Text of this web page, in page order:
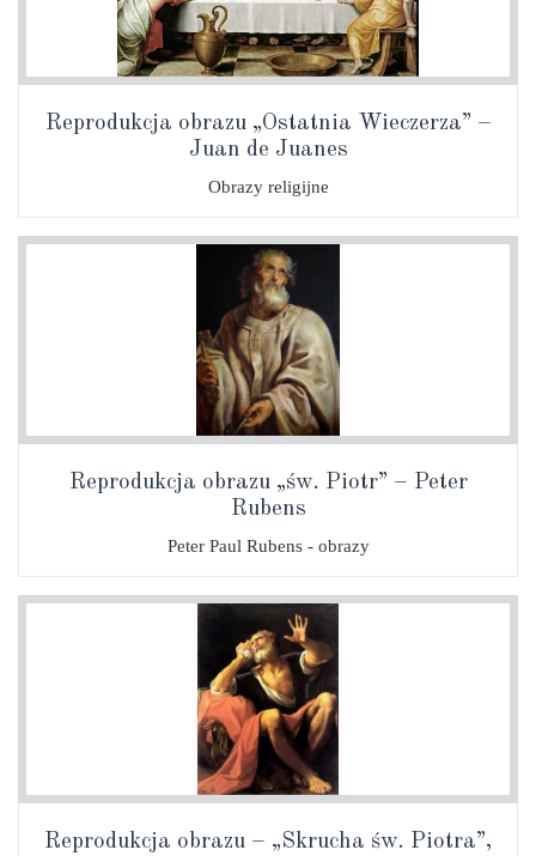
Reprodukcja obrazu „Ostatnia Wieczerza” –
Juan de Juanes
Obrazy religijne
Reprodukcja obrazu „św. Piotr” – Peter
Rubens
Peter Paul Rubens - obrazy
Reprodukcja obrazu – „Skrucha św. Piotra”,